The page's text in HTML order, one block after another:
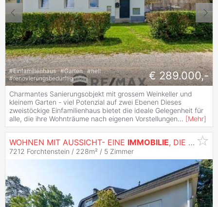
#Einfamilienhaus #Garten #hell
#renovierungsbedürftig € 289.000,-
Charmantes Sanierungsobjekt mit grossem Weinkeller und
kleinem Garten - viel Potenzial auf zwei Ebenen Dieses
zweistöckige Einfamilienhaus bietet die ideale Gelegenheit für
alle, die ihre Wohnträume nach eigenen Vorstellungen... [Mehr]
WOHNEN MIT AUSSICHT- EINE IMMOBILIE, DIE BEGEISTERT!
7212 Forchtenstein / 228m² / 5 Zimmer